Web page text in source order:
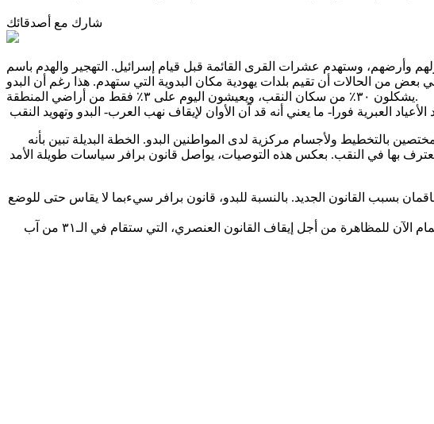
شارك مع أصدقائك
على التهجير بالقوة لنحو ٤٠ ألف مواطن عربي-بدوي من منازلهم وأرضهم، وستهدم عشرات القرى القائمة قبل قيام إسرائيل. التهجير والهدم باسم
من الحالات أن تقيم بلدات يهودية مكان البدوية التي ستهدم. هذا رغم أن البدو
يشكلون ٣٠٪ من سكان النقب، ويعيشون اليوم على ٣٪ فقط من أراضي المنطقة.
بالتخطيط ولأجسام مركزية لدى المواطنين البدو. الخطة البديلة تبين بأنه
بها في النقب. بعكس هذه التوصيات، يواصل قانون برافر سياسات طويلة الأمد
بسبب القانون الجديد. بالنسبة للبدو، قانون برافر سيءبما لا يقاس حتى للوضع
حان الوقت للمساواة للمواطنين البدو في النقب! واجبنا كلنا، اليهود والعرب، ممن يعارضن ويعارضون التهجير والتمييز، الانضمام الآن للمظاهرة من أجل إيقاف القانون العنصري، التي ستقام في الـ٣١ من آب